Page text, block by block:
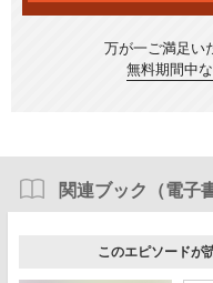
万が一ご満足い
無料期間中
関連ブック（電子
このエピソードが